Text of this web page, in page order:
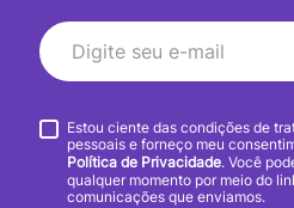
Estou ciente das condições de
pessoais e forneço meu
Política de Privacidade. Você
qualquer momento por meio do
comunicações que enviamos.